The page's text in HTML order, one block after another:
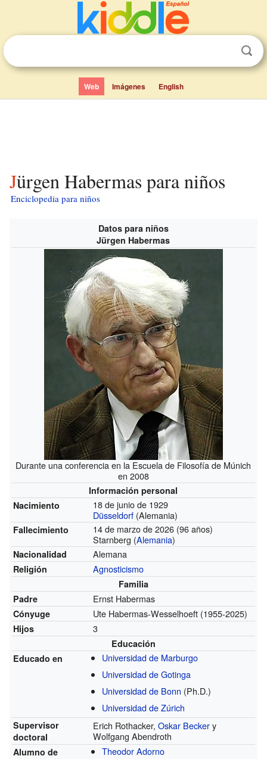
Web Imágenes English
Jürgen Habermas para niños
Enciclopedia para niños
Datos para niños
Jürgen Habermas
Durante una conferencia en la Escuela de Filosofía de Múnich
en 2008
Información personal
Nacimiento
18 de junio de 1929
Düsseldorf (Alemania)
Fallecimiento
14 de marzo de 2026 (96 años)
Starnberg (Alemania)
Nacionalidad Alemana
Religión Agnosticismo
Familia
Padre
Ernst Habermas
Cónyuge Ute Habermas-Wesselhoeft (1955-2025)
Hijos 3
Educación
Educado en
Universidad de Marburgo
Universidad de Gotinga
Universidad de Bonn (Ph.D.)
Universidad de Zúrich
Supervisor
doctoral
Erich Rothacker,Oskar Beckery
Wolfgang Abendroth
Alumno de
Theodor Adorno